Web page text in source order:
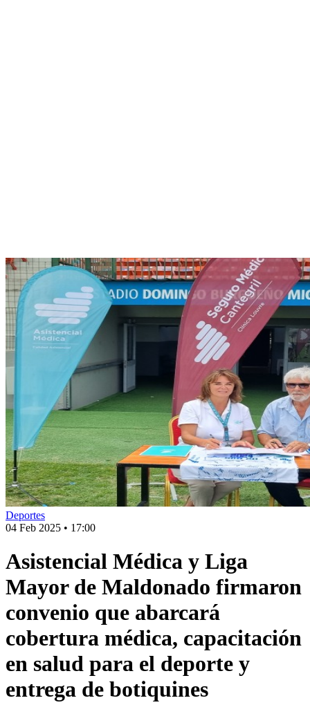
Deportes
04 Feb 2025 • 17:00
Asistencial Médica y Liga
Mayor de Maldonado firmaron
convenio que abarcará
cobertura médica, capacitación
en salud para el deporte y
entrega de botiquines